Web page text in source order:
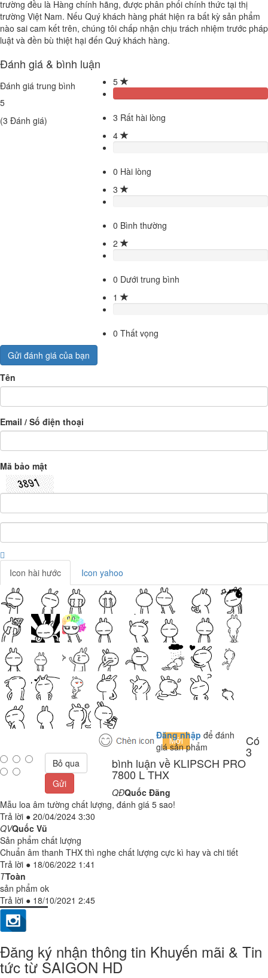
trường đều là Hàng chính hãng, được phân phối chính thức tại thị
trường Việt Nam. Nếu Quý khách hàng phát hiện ra bất kỳ sản phẩm
nào sai cam kết trên, chúng tôi chấp nhận chịu trách nhiệm trước pháp
luật và đền bù thiệt hại đến Quý khách hàng.
Đánh giá & bình luận
Đánh giá trung bình
5
(3 Đánh giá)
5
3 Rất hài lòng
4
0 Hài lòng
3
0 Bình thường
2
0 Dưới trung bình
1
0 Thất vọng
Gửi đánh giá của bạn
Tên
Email / Số điện thoại
Mã bảo mật
Icon hài hước Icon yahoo
Đăng nhập để đánh
giá sản phẩm
Bỏ qua
Gửi
Có
3
bình luận về KLIPSCH PRO
7800 L THX
QĐQuốc Đãng
Mẫu loa âm tường chất lượng, đánh giá 5 sao!
Trả lời ● 20/04/2024 3:30
QVQuốc Vũ
Sản phẩm chất lượng
Chuẩn âm thanh THX thì nghe chất lượng cực kì hay và chi tiết
Trả lời ● 18/06/2022 1:41
TToàn
sản phẩm ok
Trả lời ● 18/10/2021 2:45
Đăng ký nhận thông tin Khuyến mãi & Tin
tức từ SAIGON HD